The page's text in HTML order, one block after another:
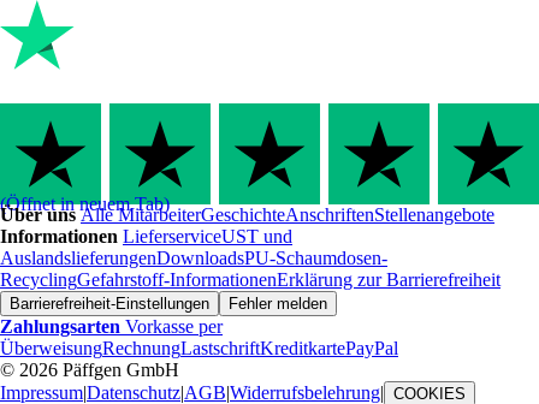
(Öffnet in neuem Tab)
Über unsAlle MitarbeiterGeschichteAnschriftenStellenangebote
Informationen LieferserviceUST und
AuslandslieferungenDownloadsPU-Schaumdosen-
RecyclingGefahrstoff-InformationenErklärung zur Barrierefreiheit
Barrierefreiheit-Einstellungen Fehler melden
Zahlungsarten Vorkasse per
ÜberweisungRechnungLastschriftKreditkartePayPal
© 2026 Päffgen GmbH
Impressum|Datenschutz|AGB|Widerrufsbelehrung| COOKIES